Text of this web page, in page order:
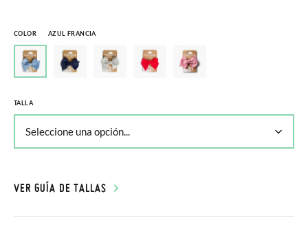
COLOR AZUL FRANCIA
TALLA
VER GUÍA DE TALLAS